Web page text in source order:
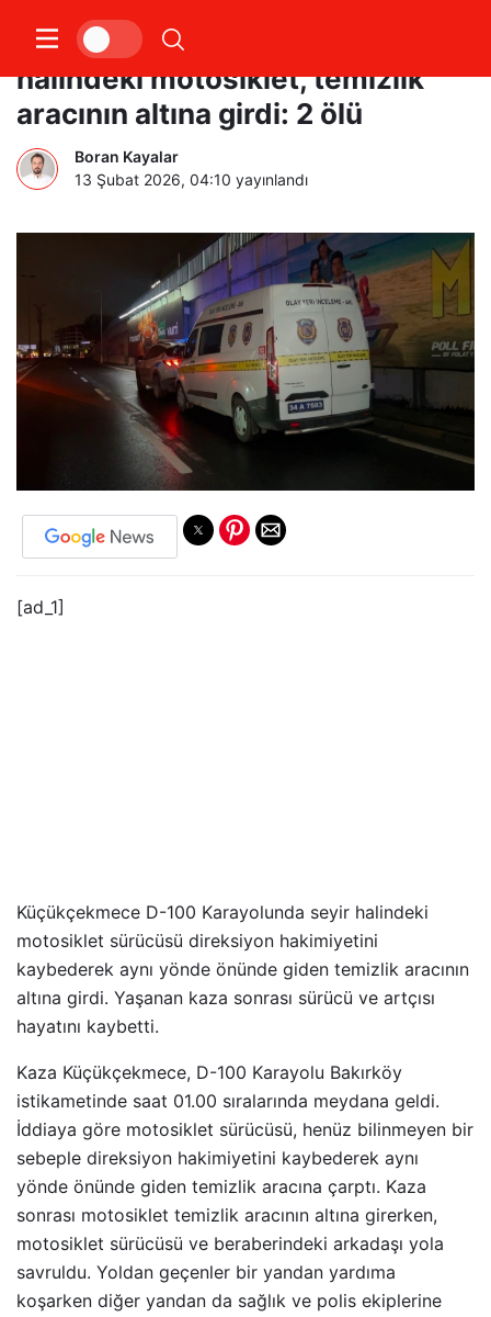
Küçükçekmece’de seyir
halindeki motosiklet, temizlik
aracının altına girdi: 2 ölü
Boran Kayalar
13 Şubat 2026, 04:10 yayınlandı
[ad_1]
Küçükçekmece D-100 Karayolunda seyir halindeki
motosiklet sürücüsü direksiyon hakimiyetini
kaybederek aynı yönde önünde giden temizlik aracının
altına girdi. Yaşanan kaza sonrası sürücü ve artçısı
hayatını kaybetti.
Kaza Küçükçekmece, D-100 Karayolu Bakırköy
istikametinde saat 01.00 sıralarında meydana geldi.
İddiaya göre motosiklet sürücüsü, henüz bilinmeyen bir
sebeple direksiyon hakimiyetini kaybederek aynı
yönde önünde giden temizlik aracına çarptı. Kaza
sonrası motosiklet temizlik aracının altına girerken,
motosiklet sürücüsü ve beraberindeki arkadaşı yola
savruldu. Yoldan geçenler bir yandan yardıma
koşarken diğer yandan da sağlık ve polis ekiplerine